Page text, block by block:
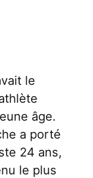
le
âge.
a porté
24 ans,
le plus